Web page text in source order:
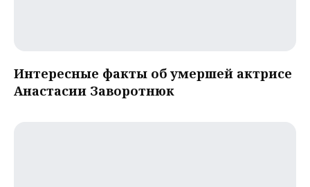
Интересные факты об умершей актрисе
Анастасии Заворотнюк